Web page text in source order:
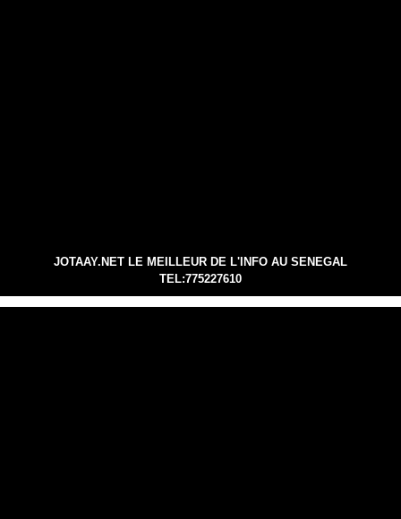
JOTAAY.NET LE MEILLEUR DE L'INFO AU SENEGAL
TEL:775227610